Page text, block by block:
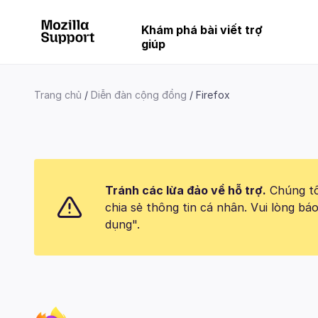
Khám phá bài viết trợ
giúp
Trang chủ Diễn đàn cộng đồng Firefox
Tránh các lừa đảo về hỗ trợ. Chúng
chia sẻ thông tin cá nhân. Vui lòng
dụng".